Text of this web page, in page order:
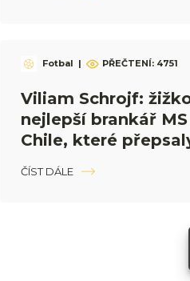
Fotbal | PŘEČTENÍ: 4751
Viliam Schrojf:
nejlepší brankář
Chile, které
ČÍST DÁLE